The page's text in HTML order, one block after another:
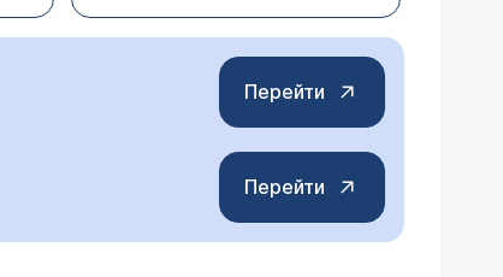
пробы!).
терапии, где одним из
дурацкая при введении
с удалением выделений
Перейти
Перейти